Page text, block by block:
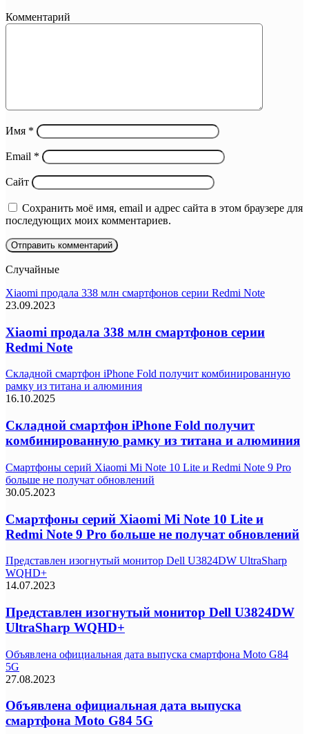
Комментарий
Имя *
Email *
Сайт
Сохранить моё имя, email и адрес сайта в этом браузере для
последующих моих комментариев.
Случайные
Xiaomi продала 338 млн смартфонов серии Redmi Note
23.09.2023
Xiaomi продала 338 млн смартфонов серии
Redmi Note
Складной смартфон iPhone Fold получит комбинированную
рамку из титана и алюминия
16.10.2025
Складной смартфон iPhone Fold получит
комбинированную рамку из титана и алюминия
Смартфоны серий Xiaomi Mi Note 10 Lite и Redmi Note 9 Pro
больше не получат обновлений
30.05.2023
Смартфоны серий Xiaomi Mi Note 10 Lite и
Redmi Note 9 Pro больше не получат обновлений
Представлен изогнутый монитор Dell U3824DW UltraSharp
WQHD+
14.07.2023
Представлен изогнутый монитор Dell U3824DW
UltraSharp WQHD+
Объявлена официальная дата выпуска смартфона Moto G84
5G
27.08.2023
Объявлена официальная дата выпуска
смартфона Moto G84 5G